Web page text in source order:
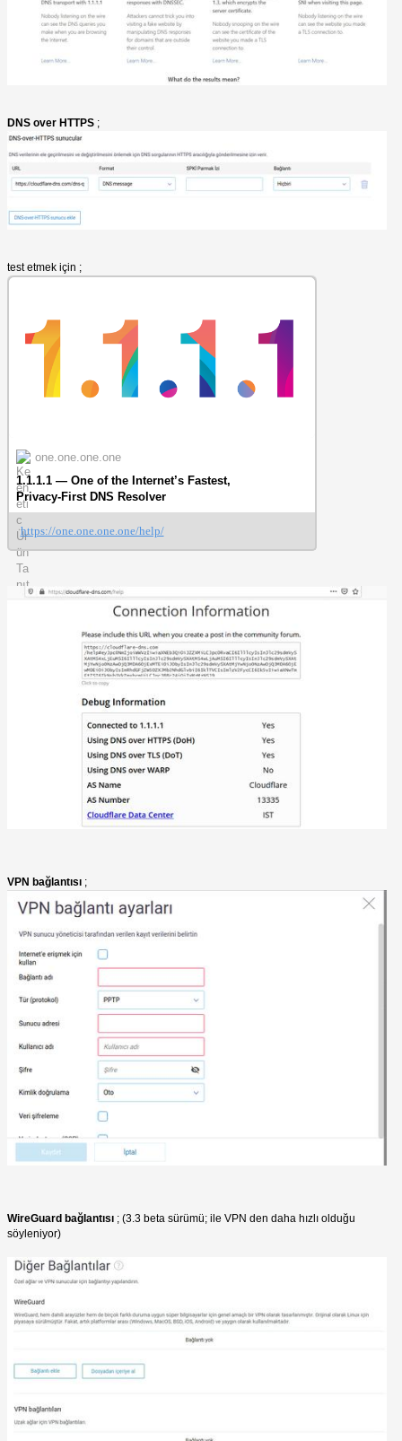
DNS over HTTPS ;
test etmek için ;
one.one.one.one
1.1.1.1 — One of the Internet’s Fastest,
Privacy-First DNS Resolver
https://one.one.one.one/help/
VPN bağlantısı ;
WireGuard bağlantısı ; (3.3 beta sürümü; ile VPN den daha hızlı olduğu
söyleniyor)